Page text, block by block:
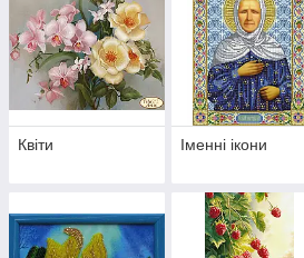
Квіти Іменні ікони